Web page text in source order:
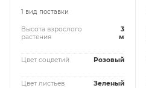
1 вид поставки
Высота взрослого
растения
3
м
Цвет соцветий Розовый
Цвет листьев Зеленый